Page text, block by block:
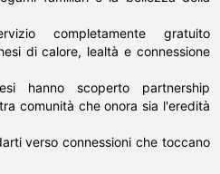
completamente gratuito
di calore, lealtà e connessione
hanno scoperto partnership
comunità che onora sia l'eredità
verso connessioni che toccano